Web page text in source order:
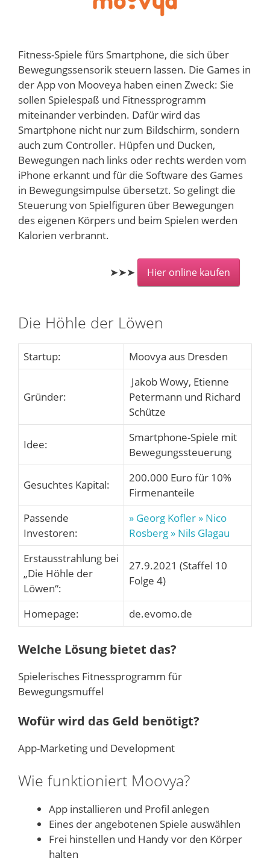
Fitness-Spiele fürs Smartphone, die sich über
Bewegungssensorik steuern lassen. Die Games in
der App von Mooveya haben einen Zweck: Sie
sollen Spielespaß und Fitnessprogramm
miteinander verbinden. Dafür wird das
Smartphone nicht nur zum Bildschirm, sondern
auch zum Controller. Hüpfen und Ducken,
Bewegungen nach links oder rechts werden vom
iPhone erkannt und für die Software des Games
in Bewegungsimpulse übersetzt. So gelingt die
Steuerung von Spielfiguren über Bewegungen
des eigenen Körpers und beim Spielen werden
Kalorien verbrannt.
➤➤➤ Hier online kaufen
Die Höhle der Löwen
Startup: Moovya aus Dresden
Gründer:
Jakob Wowy, Etienne
Petermann und Richard
Schütze
Idee:
Smartphone-Spiele mit
Bewegungssteuerung
Gesuchtes Kapital:
200.000 Euro für 10%
Firmenanteile
Passende
Investoren:
» Georg Kofler » Nico
Rosberg » Nils Glagau
Erstausstrahlung bei
„Die Höhle der
Löwen“:
27.9.2021 (Staffel 10
Folge 4)
Homepage: de.evomo.de
Welche Lösung bietet das?
Spielerisches Fitnessprogramm für
Bewegungsmuffel
Wofür wird das Geld benötigt?
App-Marketing und Development
Wie funktioniert Moovya?
App installieren und Profil anlegen
Eines der angebotenen Spiele auswählen
Frei hinstellen und Handy vor den Körper
halten